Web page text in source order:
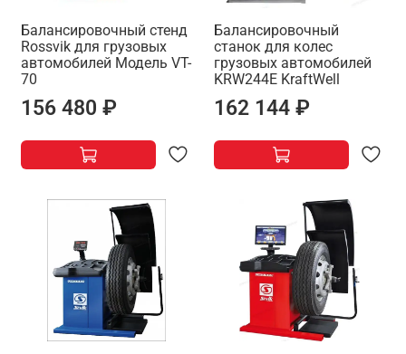
Балансировочный стенд
Rossvik для грузовых
автомобилей Модель VT-
70
156 480 ₽
Балансировочный
станок для колес
грузовых автомобилей
KRW244E KraftWell
162 144 ₽